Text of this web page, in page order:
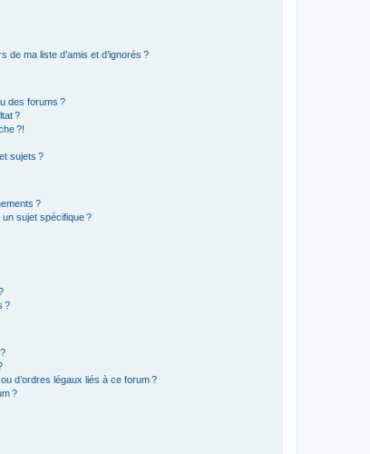
ma liste d’amis et d’ignorés ?
des forums ?
?
?!
sujets ?
?
sujet spécifique ?
?
d’ordres légaux liés à ce forum ?
?